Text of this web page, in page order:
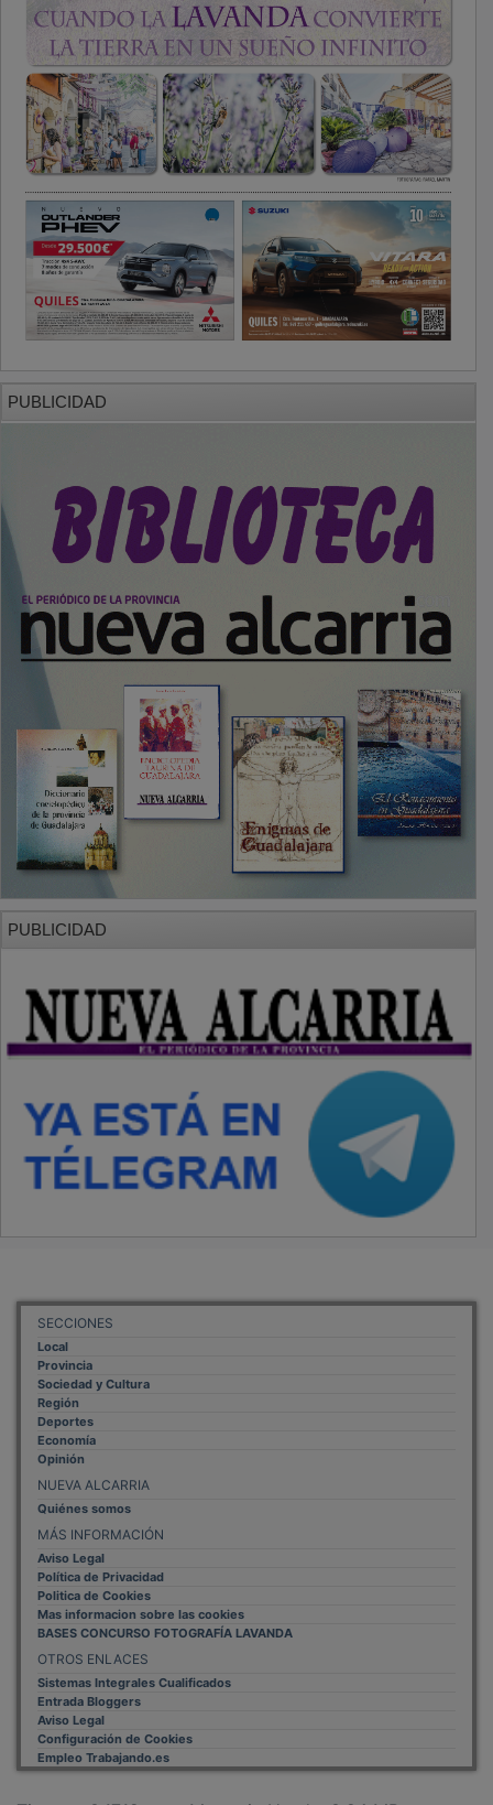
SECCIONES
Local
Provincia
Sociedad y Cultura
Región
Deportes
Economía
Opinión
NUEVA ALCARRIA
Quiénes somos
MÁS INFORMACIÓN
Aviso Legal
Política de Privacidad
Politica de Cookies
Mas informacion sobre las cookies
BASES CONCURSO FOTOGRAFÍA LAVANDA
OTROS ENLACES
Sistemas Integrales Cualificados
Entrada Bloggers
Aviso Legal
Configuración de Cookies
Empleo Trabajando.es